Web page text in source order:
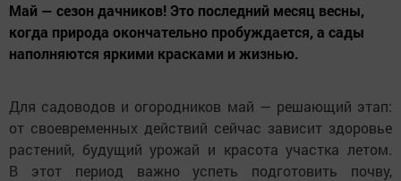
Май — сезон дачников! Это последний месяц весны,
когда природа окончательно пробуждается, а сады
наполняются яркими красками и жизнью.
Для садоводов и огородников май — решающий этап:
от своевременных действий сейчас зависит здоровье
растений, будущий урожай и красота участка летом.
В этот период важно успеть подготовить почву,